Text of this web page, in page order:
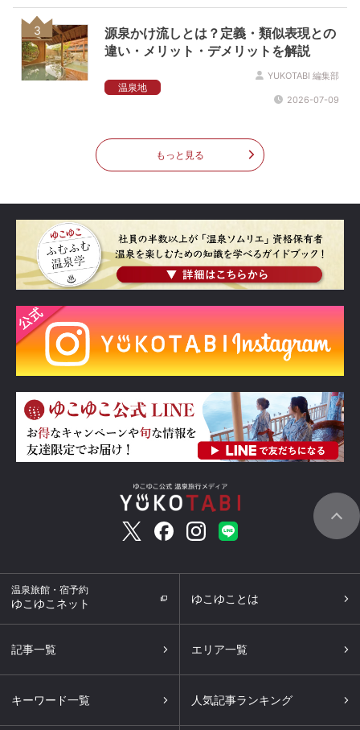
3
源泉かけ流しとは？定義・類似表現との
違い・メリット・デメリットを解説
温泉地
YUKOTABI 編集部
2026-07-09
もっと見る
温泉旅館・宿予約
ゆこゆこネット ゆこゆことは
記事一覧 エリア一覧
キーワード一覧 人気記事ランキング